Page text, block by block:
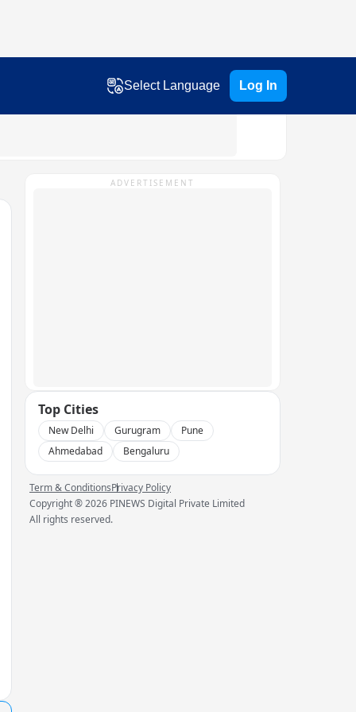
Select Language Log In
ADVERTISEMENT
Top Cities
New Delhi Gurugram
Pune
Ahmedabad
Bengaluru
Term & ConditionsPrivacy Policy
Copyright ®2026 PINEWS Digital Private Limited
All rights reserved.